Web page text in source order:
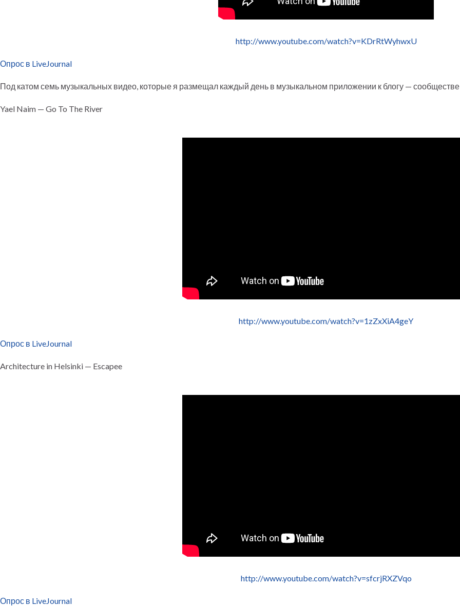
http://www.youtube.com/watch?v=KDrRtWyhwxU
Опрос в LiveJournal
Под катом семь музыкальных видео, которые я размещал каждый день в музыкальном приложении к блогу — сообществе
Yael Naim — Go To The River
http://www.youtube.com/watch?v=1zZxXiA4geY
Опрос в LiveJournal
Architecture in Helsinki — Escapee
http://www.youtube.com/watch?v=sfcrjRXZVqo
Опрос в LiveJournal